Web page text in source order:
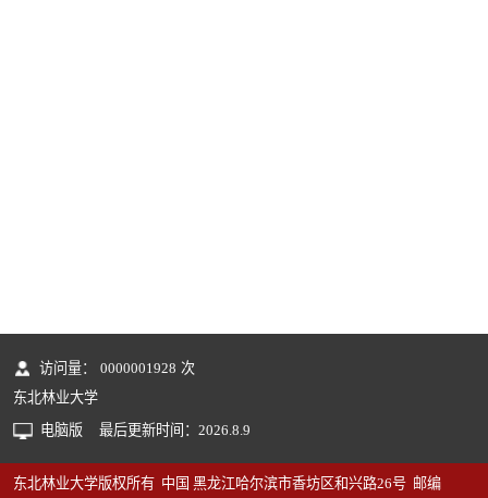
访问量： 0000001928 次
东北林业大学
电脑版
最后更新时间： 2026 8 9
东北林业大学版权所有 中国 黑龙江哈尔滨市香坊区和兴路26号 邮编